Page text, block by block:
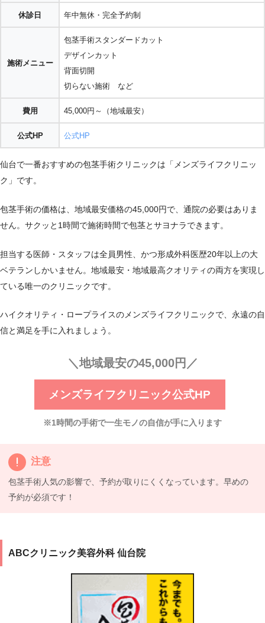
休診日 年中無休・完全予約制
施術メニュー
包茎手術スタンダードカット
デザインカット
背面切開
切らない施術 など
費用 45,000円～（地域最安）
公式HP 公式HP
仙台で一番おすすめの包茎手術クリニックは「メンズライフクリニッ
ク」です。
包茎手術の価格は、地域最安価格の45,000円で、通院の必要はありま
せん。サクッと1時間で施術時間で包茎とサヨナラできます。
担当する医師・スタッフは全員男性、かつ形成外科医歴20年以上の大
ベテランしかいません。地域最安・地域最高クオリティの両方を実現し
ている唯一のクリニックです。
ハイクオリティ・ロープライスのメンズライフクリニックで、永遠の自
信と満足を手に入れましょう。
＼地域最安の45,000円／
メンズライフクリニック公式HP
※1時間の手術で一生モノの自信が手に入ります
注意
包茎手術人気の影響で、予約が取りにくくなっています。早めの
予約が必須です！
ABCクリニック美容外科 仙台院